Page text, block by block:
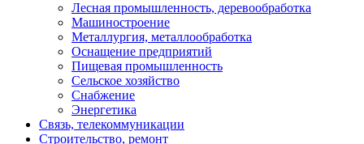
Лесная промышленность, деревообработка
Машиностроение
Металлургия, металлообработка
Оснащение предприятий
Пищевая промышленность
Сельское хозяйство
Снабжение
Энергетика
Связь, телекоммуникации
Строительство, ремонт